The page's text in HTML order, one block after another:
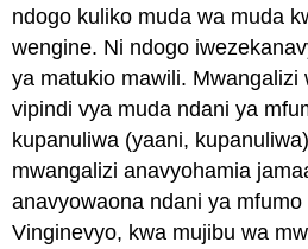
ndogo kuliko muda wa muda
wengine. Ni ndogo
ya matukio mawili. Mwangalizi
vipindi vya muda ndani ya
kupanuliwa (yaani,
mwangalizi anavyohamia
anavyowaona ndani ya
Vinginevyo, kwa mujibu wa